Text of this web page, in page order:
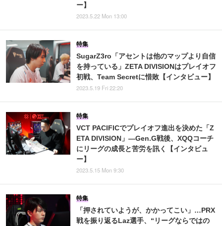
ー】
2023.5.22 Mon 13:00
SugarZ3ro「アセントは他のマップより自信
を持っている」ZETA DIVISIONはプレイオフ
初戦、Team Secretに惜敗【インタビュー】
特集
2023.5.19 Fri 22:20
VCT PACIFICでプレイオフ進出を決めた「Z
ETA DIVISION」―Gen.G戦後、XQQコーチ
にリーグの成長と苦労を訊く【インタビュ
ー】
特集
2023.5.15 Mon 9:30
「押されていようが、かかってこい」…PRX
戦を振り返るLaz選手、“リーグならではの
特集